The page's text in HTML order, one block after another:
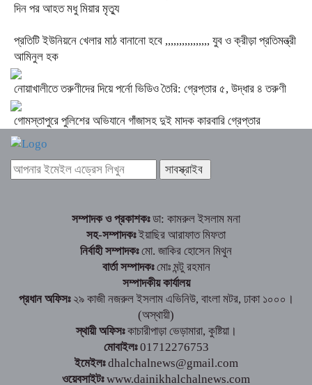
দিন পর আহত মধু মিয়ার মৃত্যু
প্রতিটি ইউনিয়নে খেলার মাঠ বানানো হবে ,,,,,,,,,,,,,,,, যুব ও ক্রীড়া প্রতিমন্ত্রী
আমিনুল হক
নোয়াখালীতে তরুণীদের দিয়ে পর্নো ভিডিও তৈরি: গ্রেপ্তার ৫, উদ্ধার ৪ তরুণী
গোমস্তাপুরে পুলিশের অভিযানে গাঁজাসহ দুই মাদক কারবারি গ্রেপ্তার
সম্পাদক ও প্রকাশকঃডা: কামরুল ইসলাম মনা
সহ-সম্পাদকঃইয়াছির আরাফাত মিফতা
নির্বাহী সম্পাদকঃমো. জাকির হোসেন মিথুন
বার্তা সম্পাদকঃমোঃ মন্টু রহমান
সম্পাদকীয় কার্যালয়
প্রধান অফিসঃ২৯ কাজী নজরুল ইসলাম এভিনিউ, বাংলা মটর, ঢাকা ১০০০।
(অস্থায়ী)
স্থায়ী অফিসঃকাচারীপাড়া ভেড়ামারা, কুষ্টিয়া।
মোবাইলঃ01712276753
ইমেইলঃdhalchalnews@gmail.com
ওয়েবসাইটঃwww.dainikhalchalnews.com